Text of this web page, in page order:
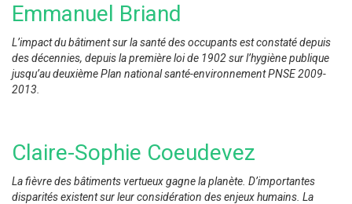
Emmanuel Briand
L’impact du bâtiment sur la santé des occupants est constaté depuis
des décennies, depuis la première loi de 1902 sur l’hygiène publique
jusqu’au deuxième Plan national santé-environnement PNSE 2009-
2013.
Claire-Sophie Coeudevez
La fièvre des bâtiments vertueux gagne la planète. D’importantes
disparités existent sur leur considération des enjeux humains. La